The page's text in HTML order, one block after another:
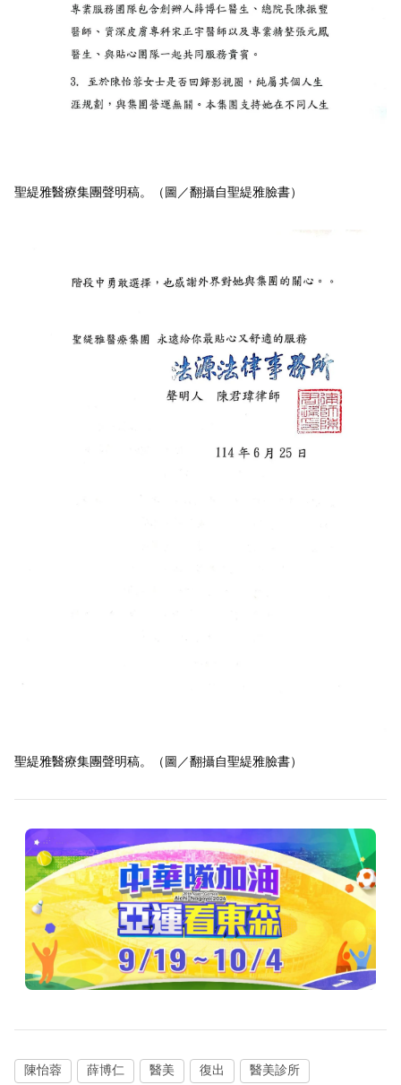
聖緹雅醫療集團聲明稿。（圖／翻攝自聖緹雅臉書）
聖緹雅醫療集團聲明稿。（圖／翻攝自聖緹雅臉書）
陳怡蓉 薛博仁 醫美 復出 醫美診所